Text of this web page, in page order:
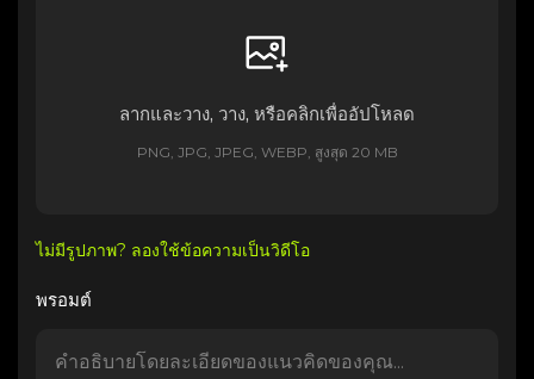
ลากและวาง, วาง, หรือคลิกเพื่ออัปโหลด
PNG, JPG, JPEG, WEBP, สูงสุด 20 MB
ไม่มีรูปภาพ? ลองใช้ข้อความเป็นวิดีโอ
พรอมต์